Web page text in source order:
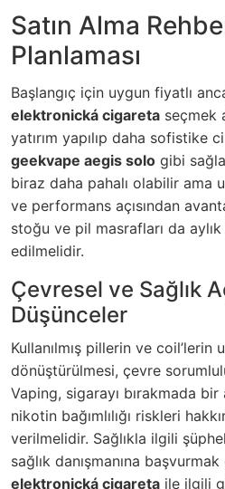
Satın Alma
Planlaması
Başlangıç için uygun fiyatlı
elektronická cigareta seçmek
yatırım yapılıp daha sofistike
geekvape aegis solo gibi
biraz daha pahalı olabilir ama
ve performans açısından
stoğu ve pil masrafları da
edilmelidir.
Çevresel ve Sağlık
Düşünceler
Kullanılmış pillerin ve coil’lerin
dönüştürülmesi, çevre
Vaping, sigarayı bırakmada
nikotin bağımlılığı riskleri
verilmelidir. Sağlıkla ilgili
sağlık danışmanına
elektronická cigareta ile ilgili